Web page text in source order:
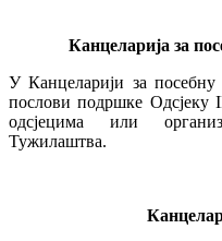
Канцеларија за
У Канцеларији за
послови подршке Одсјеку
одсјецима или
Тужилаштва.